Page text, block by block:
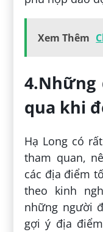
Xem Thêm
4.Những
qua khi
Hạ Long có
tham quan,
các địa điểm
theo kinh
những người
gợi ý địa